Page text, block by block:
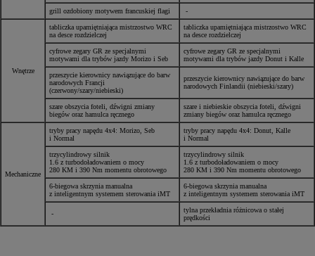
grill ozdobiony motywem francuskiej flagi -
Wnętrze
tabliczka upamiętniająca mistrzostwo WRC
na desce rozdzielczej
tabliczka upamiętniająca mistrzostwo WRC
na desce rozdzielczej
cyfrowe zegary GR ze specjalnymi
motywami dla trybów jazdy Morizo i Seb
cyfrowe zegary GR ze specjalnymi
motywami dla trybów jazdy Donut i Kalle
przeszycie kierownicy nawiązujące do barw
narodowych Francji
(czerwony/szary/niebieski)
przeszycie kierownicy nawiązujące do barw
narodowych Finlandii (niebieski/szary)
szare obszycia foteli, dźwigni zmiany
biegów oraz hamulca ręcznego
szare i niebieskie obszycia foteli, dźwigni
zmiany biegów oraz hamulca ręcznego
Mechaniczne
tryby pracy napędu 4x4: Morizo, Seb
i Normal
tryby pracy napędu 4x4: Donut, Kalle
i Normal
trzycylindrowy silnik
1.6 z turbodoładowaniem o mocy
280 KM i 390 Nm momentu obrotowego
trzycylindrowy silnik
1.6 z turbodoładowaniem o mocy
280 KM i 390 Nm momentu obrotowego
6-biegowa skrzynia manualna
z inteligentnym systemem sterowania iMT
6-biegowa skrzynia manualna
z inteligentnym systemem sterowania iMT
-
tylna przekładnia różnicowa o stałej
prędkości